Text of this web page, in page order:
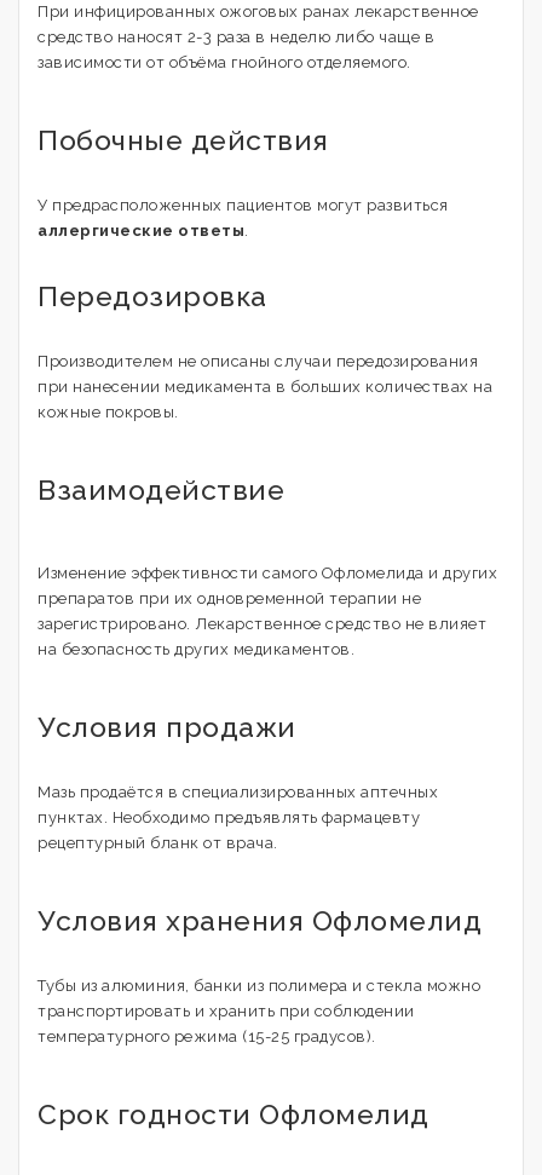
При инфицированных ожоговых ранах лекарственное
средство наносят 2-3 раза в неделю либо чаще в
зависимости от объёма гнойного отделяемого.
Побочные действия
У предрасположенных пациентов могут развиться
аллергические ответы
Передозировка
Производителем не описаны случаи передозирования
при нанесении медикамента в больших количествах на
кожные покровы.
Взаимодействие
Изменение эффективности самого Офломелида и других
препаратов при их одновременной терапии не
зарегистрировано. Лекарственное средство не влияет
на безопасность других медикаментов.
Условия продажи
Мазь продаётся в специализированных аптечных
пунктах. Необходимо предъявлять фармацевту
рецептурный бланк от врача.
Условия хранения Офломелид
Тубы из алюминия, банки из полимера и стекла можно
транспортировать и хранить при соблюдении
температурного режима (15-25 градусов).
Срок годности Офломелид